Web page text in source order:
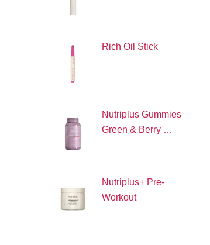
Rich Oil Stick
Nutriplus Gummies
Green & Berry …
Nutriplus+ Pre-
Workout